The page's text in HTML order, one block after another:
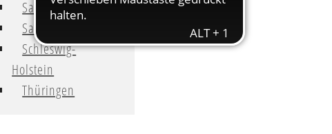
Sachsen
Sachsen-Anhalt
Schleswig-
Holstein
Thüringen